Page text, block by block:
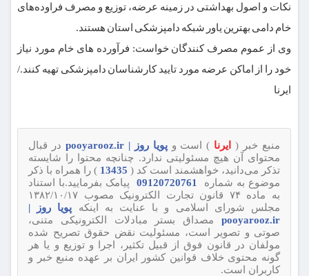
نکات و اصول بهداشتی در زمینه عرضه، توزیع و مصرف فراوده‌های
خام دامی بهترین یاور شبکه دامپزشکی استان هستند.
وی از عموم مصرف کنندگان خواست: فرآورده های خام مورد نیاز
خود را از اماکن عرضه مورد تایید کارشناسان دامپزشکی تهیه کنند./
ایرنا
منبع خبر ( ایرنا ) است وپویا روز | pooyarooz.ir
در قبال
محتوای آن هیچ مسئولیتی ندارد. چنانچه محتوا را شایسته
تذکر می‌دانید، خواهشمند است کد (
) را همراه با ذکر
موضوع به شماره
پیامک بفرمایید.با استناد
به ماده ۷۴ قانون تجارت الکترونیک مصوب ۱۳۸۲/۱۰/۱۷
مجلس شورای اسلامی و با عنایت به اینکه پویا روز |
pooyarooz.ir مصداق بستر مبادلات الکترونیکی متنی،
صوتی و تصویر است، مسئولیت نقض حقوق تصریح شده
مولفان در قانون فوق از قبیل تکثیر، اجرا و توزیع و یا هر
گونه محتوی خلاف قوانین کشور ایران بر عهده منبع خبر و
کاربران است.